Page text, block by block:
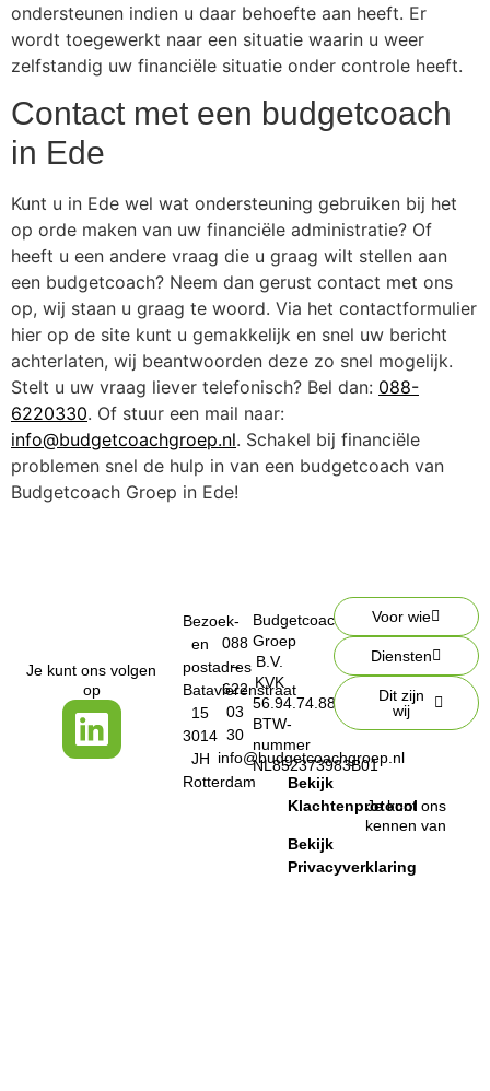
ondersteunen indien u daar behoefte aan heeft. Er
wordt toegewerkt naar een situatie waarin u weer
zelfstandig uw financiële situatie onder controle heeft.
Contact met een budgetcoach
in Ede
Kunt u in Ede wel wat ondersteuning gebruiken bij het
op orde maken van uw financiële administratie? Of
heeft u een andere vraag die u graag wilt stellen aan
een budgetcoach? Neem dan gerust contact met ons
op, wij staan u graag te woord. Via het contactformulier
hier op de site kunt u gemakkelijk en snel uw bericht
achterlaten, wij beantwoorden deze zo snel mogelijk.
Stelt u uw vraag liever telefonisch? Bel dan: 088-
6220330. Of stuur een mail naar:
info@budgetcoachgroep.nl. Schakel bij financiële
problemen snel de hulp in van een budgetcoach van
Budgetcoach Groep in Ede!
Je kunt ons volgen
op
Bezoek-
en
postadres
Batavierenstraat
15
3014
JH
Rotterdam
088
–
622
03
30
info@budgetcoachgroep.nl
Budgetcoach
Groep
B.V.
KVK
56.94.74.88
BTW-
nummer
NL852373983B01
Bekijk
Privacyverklaring
Bekijk
Klachtenprotocol
Voor wie
Diensten
Dit zijn
wij
Je kunt ons
kennen van